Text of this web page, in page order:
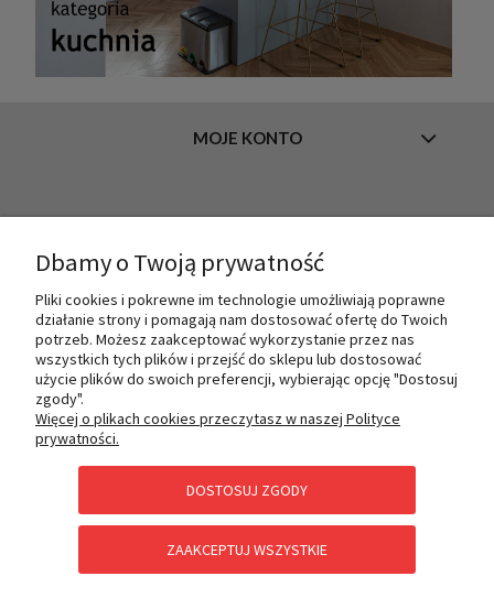
MOJE KONTO
INFORMACJE
O NAS
POMOC
Dbamy o Twoją prywatność
Pliki cookies i pokrewne im technologie umożliwiają poprawne
działanie strony i pomagają nam dostosować ofertę do Twoich
potrzeb. Możesz zaakceptować wykorzystanie przez nas
wszystkich tych plików i przejść do sklepu lub dostosować
użycie plików do swoich preferencji, wybierając opcję "Dostosuj
zgody".
Więcej o plikach cookies przeczytasz w naszej Polityce
prywatności.
DOSTOSUJ ZGODY
ZAAKCEPTUJ WSZYSTKIE